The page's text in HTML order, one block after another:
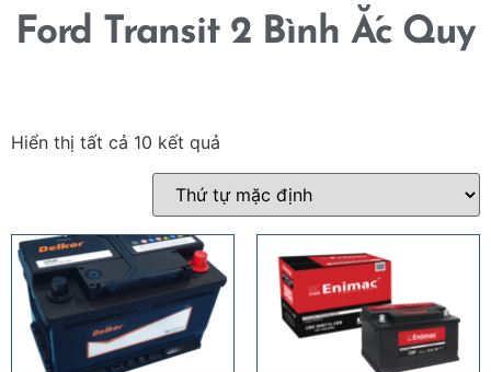
Ford Transit 2 Bình Ắc Quy
Hiển thị tất cả 10 kết quả